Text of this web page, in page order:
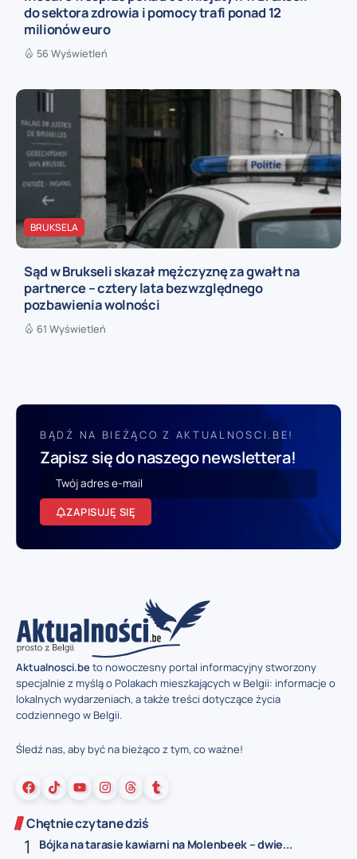
do sektora zdrowia i pomocy trafi ponad 12
milionów euro
56 Wyświetleń
BRUKSELA
Sąd w Brukseli skazał mężczyznę za gwałt na
partnerce – cztery lata bezwzględnego
pozbawienia wolności
61 Wyświetleń
BĄDŹ NA BIEŻĄCO Z AKTUALNOSCI.BE!
Zapisz się do naszego newslettera!
ZAPISUJĘ SIĘ
Aktualnosci.beto nowoczesny portal informacyjny stworzony
specjalnie z myślą o Polakach mieszkających w Belgii: informacje o
lokalnych wydarzeniach, a także treści dotyczące życia
codziennego w Belgii.
Śledź nas, aby być na bieżąco z tym, co ważne!
Chętnie czytane dziś
Bójka na tarasie kawiarni na Molenbeek – dwie...